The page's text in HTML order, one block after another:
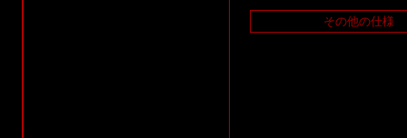
その他の仕様